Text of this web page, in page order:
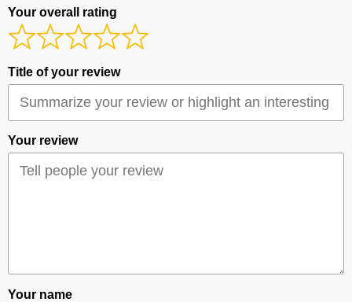
Your overall rating
Title of your review
Your review
Your name